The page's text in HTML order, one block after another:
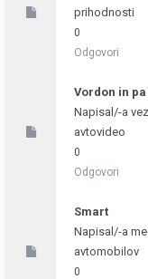
prihodnosti
0
Odgovori
Vordon in
Napisal/-a
avtovideo
0
Odgovori
Smart
Napisal/-a
avtomobilov
0